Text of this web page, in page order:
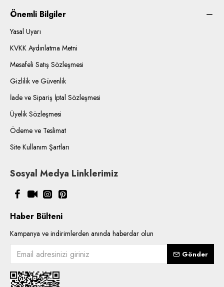
Önemli Bilgiler
Yasal Uyarı
KVKK Aydınlatma Metni
Mesafeli Satış Sözleşmesi
Gizlilik ve Güvenlik
İade ve Sipariş İptal Sözleşmesi
Üyelik Sözleşmesi
Ödeme ve Teslimat
Site Kullanım Şartları
Sosyal Medya Linklerimiz
Haber Bülteni
Kampanya ve indirimlerden anında haberdar olun
Gönder